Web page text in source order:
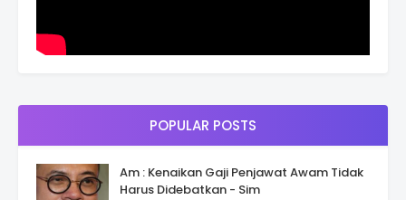
POPULAR POSTS
Am : Kenaikan Gaji Penjawat Awam Tidak
Harus Didebatkan - Sim